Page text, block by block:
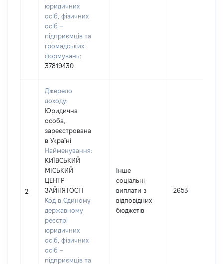
юридичних
осіб, фізичних
осіб –
підприємців та
громадських
формувань:
37819430
2
Джерело
доходу:
Юридична
особа,
зареєстрована
в Україні
Найменування:
КИЇВСЬКИЙ
МІСЬКИЙ
ЦЕНТР
ЗАЙНЯТОСТІ
Код в Єдиному
державному
реєстрі
юридичних
осіб, фізичних
осіб –
підприємців та
Інше
соціальні
виплати з
відповідних
бюджетів
2653